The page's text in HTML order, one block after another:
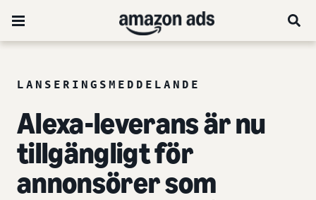
LANSERINGSMEDDELANDE
Alexa-leverans är nu
tillgängligt för
annonsörer som